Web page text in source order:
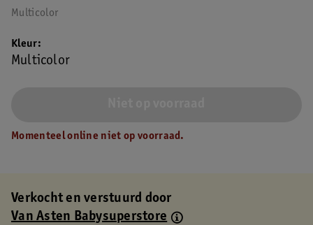
Multicolor
Kleur
Multicolor
Momenteel online niet op voorraad.
Verkocht en verstuurd door
Van Asten Babysuperstore